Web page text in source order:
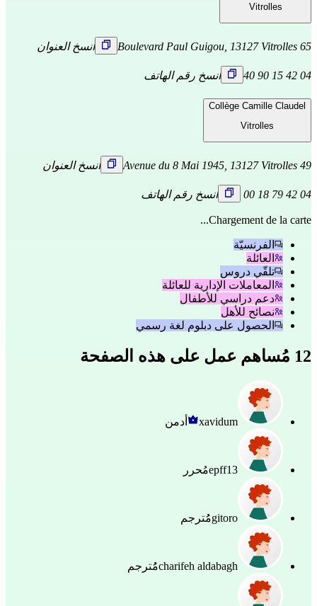
Vitrolles
65 Boulevard Paul Guigou, 13127 Vitrolles انسخ العنوان
04 42 15 90 40 انسخ رقم الهاتف
Collège Camille Claudel
Vitrolles
49 Avenue du 8 Mai 1945, 13127 Vitrolles انسخ العنوان
04 42 79 18 00 انسخ رقم الهاتف
Chargement de la carte...
الفرنسيّة
العائلة
تلقّي دروس
المعاملات الإدارية للعائلة
دعم دراسي للأطفال
نصائح للأهل
الحصول على دبلوم لغة رسمي
12 مُساهم عمل على هذه الصفحة
xavidum أدمن
epff13مُحرر
gitoroمُُترجم
charifeh aldabaghمُُترجم